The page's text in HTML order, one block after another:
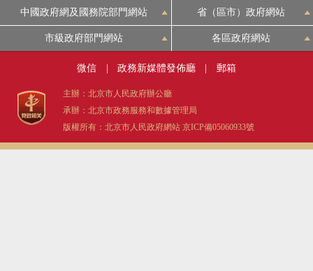
中國政府網及國務院部門網站 省（區市）政府網站
市級政府部門網站 各區政府網站
微信 | 政務新媒體發佈廳 | 郵箱
主辦：北京市人民政府辦公廳
承辦：北京市政務服務和數據管理局
版權所有：北京市人民政府網站 京ICP備05060933號